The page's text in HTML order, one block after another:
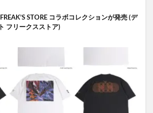
STORE コラボコレクションが発売 (デ
フリークスストア)